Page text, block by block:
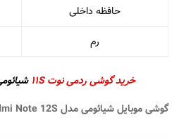
حافظه داخلی
رم
خرید گوشی ردمی نوت ۱۱S
گوشی موبایل شیائومی مدل Redmi Note 12S